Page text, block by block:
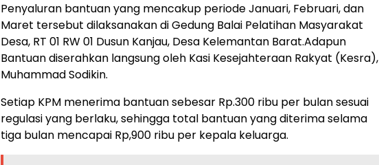
Penyaluran bantuan yang mencakup periode Januari, Februari, dan
Maret tersebut dilaksanakan di Gedung Balai Pelatihan Masyarakat
Desa, RT 01 RW 01 Dusun Kanjau, Desa Kelemantan Barat.Adapun
Bantuan diserahkan langsung oleh Kasi Kesejahteraan Rakyat (Kesra),
Muhammad Sodikin.
Setiap KPM menerima bantuan sebesar Rp.300 ribu per bulan sesuai
regulasi yang berlaku, sehingga total bantuan yang diterima selama
tiga bulan mencapai Rp,900 ribu per kepala keluarga.